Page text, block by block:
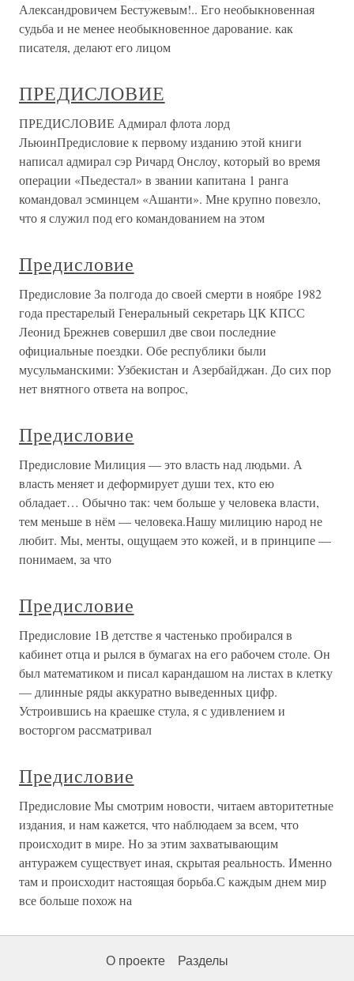
Александровичем Бестужевым!.. Его необыкновенная
судьба и не менее необыкновенное дарование. как
писателя, делают его лицом
ПРЕДИСЛОВИЕ
ПРЕДИСЛОВИЕ Адмирал флота лорд
ЛьюинПредисловие к первому изданию этой книги
написал адмирал сэр Ричард Онслоу, который во время
операции «Пьедестал» в звании капитана 1 ранга
командовал эсминцем «Ашанти». Мне крупно повезло,
что я служил под его командованием на этом
Предисловие
Предисловие За полгода до своей смерти в ноябре 1982
года престарелый Генеральный секретарь ЦК КПСС
Леонид Брежнев совершил две свои последние
официальные поездки. Обе республики были
мусульманскими: Узбекистан и Азербайджан. До сих пор
нет внятного ответа на вопрос,
Предисловие
Предисловие Милиция — это власть над людьми. А
власть меняет и деформирует души тех, кто ею
обладает… Обычно так: чем больше у человека власти,
тем меньше в нём — человека.Нашу милицию народ не
любит. Мы, менты, ощущаем это кожей, и в принципе —
понимаем, за что
Предисловие
Предисловие 1В детстве я частенько пробирался в
кабинет отца и рылся в бумагах на его рабочем столе. Он
был математиком и писал карандашом на листах в клетку
— длинные ряды аккуратно выведенных цифр.
Устроившись на краешке стула, я с удивлением и
восторгом рассматривал
Предисловие
Предисловие Мы смотрим новости, читаем авторитетные
издания, и нам кажется, что наблюдаем за всем, что
происходит в мире. Но за этим захватывающим
антуражем существует иная, скрытая реальность. Именно
там и происходит настоящая борьба.С каждым днем мир
все больше похож на
О проекте Разделы